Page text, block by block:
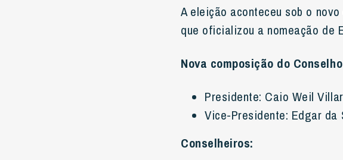
A eleição aconteceu sob o
que oficializou a nomeação de
Nova composição do
Presidente: Caio Weil
Vice-Presidente: Edgar da
Conselheiros: